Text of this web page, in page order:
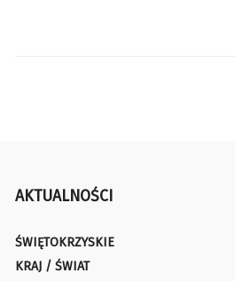
AKTUALNOŚCI
ŚWIĘTOKRZYSKIE
KRAJ / ŚWIAT